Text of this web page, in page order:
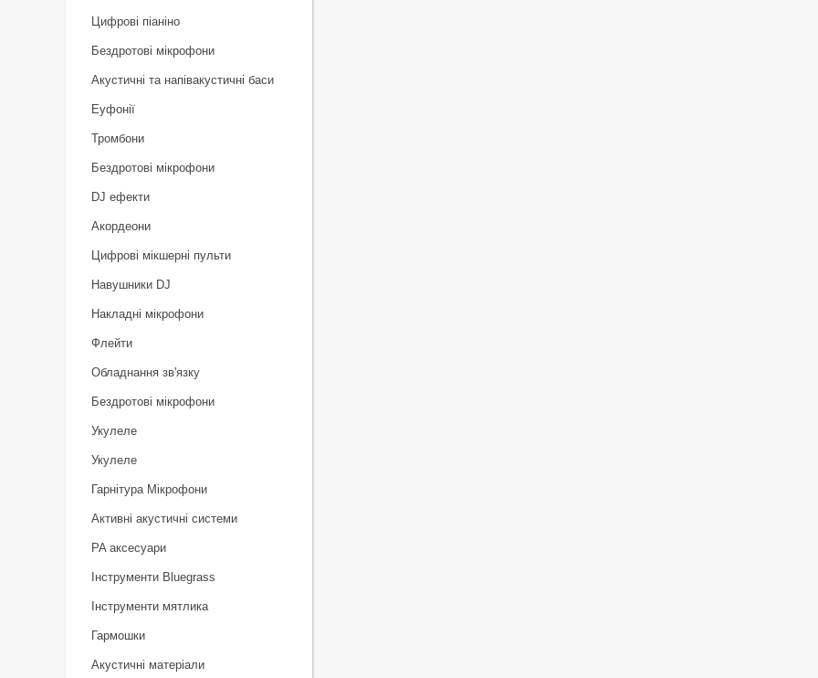
Цифрові піаніно
Бездротові мікрофони
Акустичні та напівакустичні баси
Еуфонії
Тромбони
Бездротові мікрофони
DJ ефекти
Акордеони
Цифрові мікшерні пульти
Навушники DJ
Накладні мікрофони
Флейти
Обладнання зв'язку
Бездротові мікрофони
Укулеле
Укулеле
Гарнітура Мікрофони
Активні акустичні системи
PA аксесуари
Інструменти Bluegrass
Інструменти мятлика
Гармошки
Акустичні матеріали